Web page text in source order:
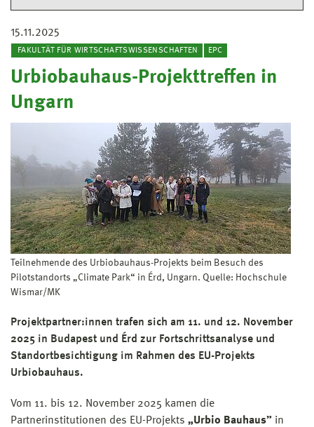
15.11.2025
FAKULTÄT FÜR WIRTSCHAFTSWISSENSCHAFTEN EPC
Urbiobauhaus-Projekttreffen in
Ungarn
Teilnehmende des Urbiobauhaus-Projekts beim Besuch des
Pilotstandorts „Climate Park“ in Érd, Ungarn. Quelle: Hochschule
Wismar/MK
Projektpartner:innen trafen sich am 11. und 12. November
2025 in Budapest und Érd zur Fortschrittsanalyse und
Standortbesichtigung im Rahmen des EU-Projekts
Urbiobauhaus.
Vom 11. bis 12. November 2025 kamen die
Partnerinstitutionen des EU-Projekts „Urbio Bauhaus” in